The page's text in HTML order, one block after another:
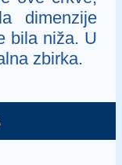
dimenzije
bila niža. U
zbirka.